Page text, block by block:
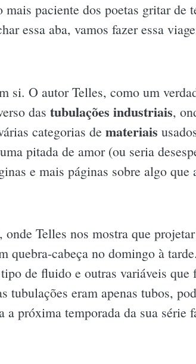
mais paciente dos poetas gritar de
essa aba, vamos fazer essa
si. O autor Telles, como um
das tubulações industriais,
categorias de materiais
pitada de amor (ou seria
e mais páginas sobre algo que
, onde Telles nos mostra que
quebra-cabeça no domingo à
de fluido e outras variáveis que
tubulações eram apenas tubos,
a próxima temporada da sua série